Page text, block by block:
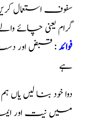
سفوف استعمال
گرام یعنی چائے
فوائد: قبض اور
ہے
دوا خود بنا لیں یاں
میں نیت اور